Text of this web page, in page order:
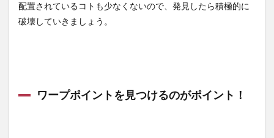
配置されているコトも少なくないので、発見したら積極的に
破壊していきましょう。
ワープポイントを見つけるのがポイント！